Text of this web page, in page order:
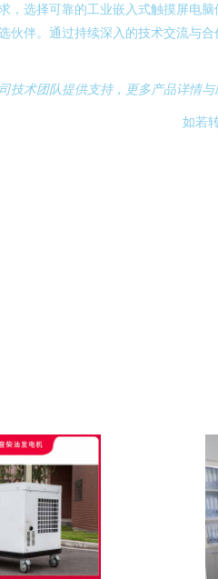
，选择可靠的工业嵌入式触摸屏电
伙伴。通过持续深入的技术交流与
技术团队提供支持，更多产品详情与
如若